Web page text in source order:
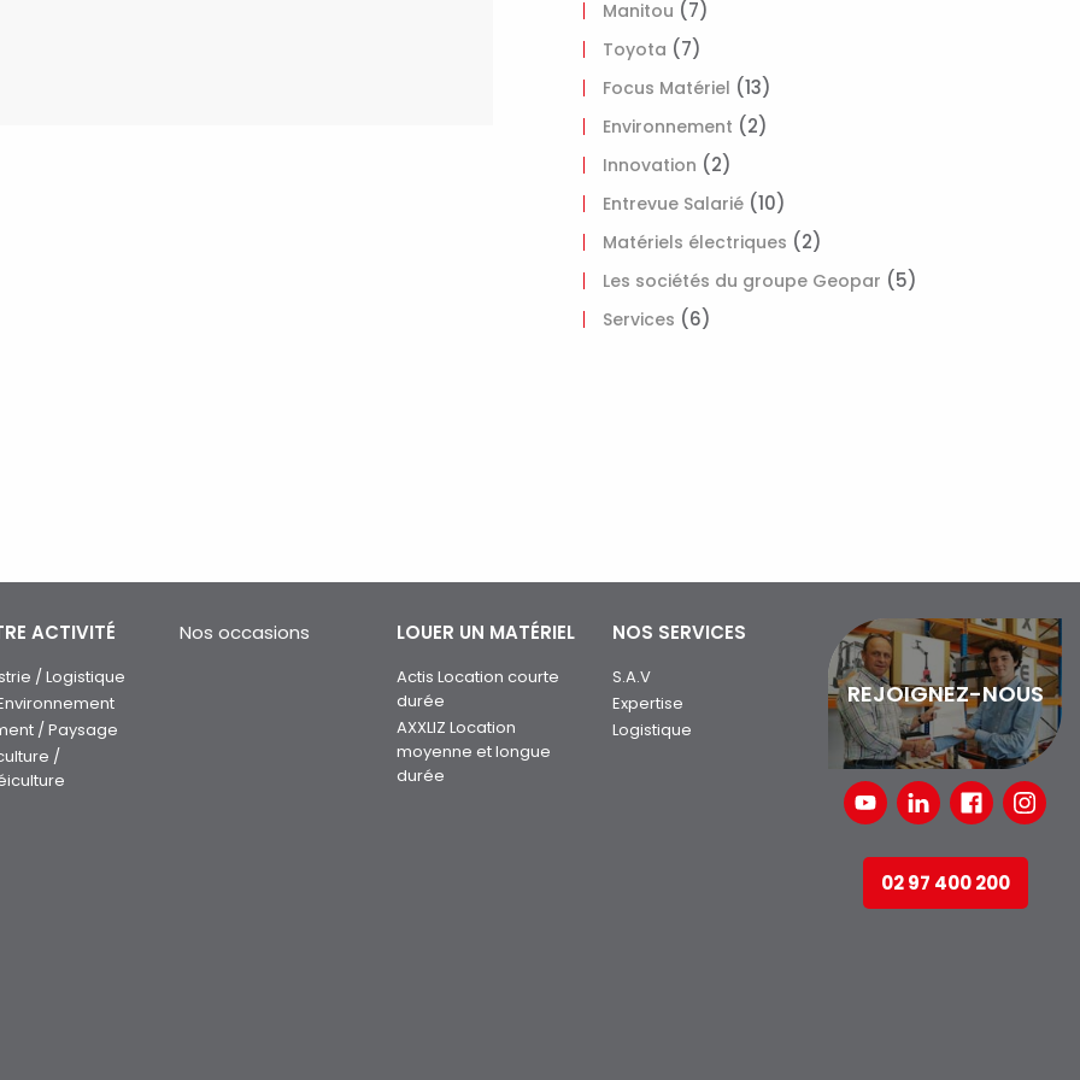
Manitou (7)
Toyota (7)
Focus Matériel (13)
Environnement (2)
Innovation (2)
Entrevue Salarié (10)
Matériels électriques (2)
Les sociétés du groupe Geopar (5)
Services (6)
ACTIVITÉ
/ Logistique
/ Paysage
/
Nos occasions LOUER UN MATÉRIEL
Actis Location courte
durée
AXXLIZ Location
moyenne et longue
durée
NOS SERVICES
S.A.V
Expertise
Logistique
REJOIGNEZ-NOUS
02 97 400 200